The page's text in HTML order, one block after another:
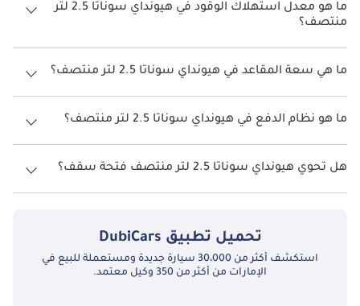
ما هو معدل استهلاك الوقود في هيونداي سوناتا 2.5 لتر
منتصف؟
يبلغ معدل استهلاك الوقود المقترح من الشركة المصنعة لسيارة هيونداي
سوناتا 2026 من 12 كم/ليتر - 13 كم/ليتر.
ما هي سعة المقاعد في هيونداي سوناتا 2.5 لتر منتصف؟
تتسع هيونداي سوناتا 2.5 لتر منتصف لأ 5 أشخاص.
ما هو نظام الدفع في هيونداي سوناتا 2.5 لتر منتصف؟
نظام الدفع في هيونداي سوناتا Front Wheel Drive 2.5 لتر منتصف.
هل تحوي هيونداي سوناتا 2.5 لتر منتصف فتحة سقف؟
نعم توفر هيونداي سوناتا 2.5 لتر منتصف فتحة السقف كخيار.
تحميل تطبيق DubiCars
استكشف أكثر من 30،000 سيارة جديدة ومستعملة للبيع في
الإمارات من أكثر من 350 وكيل معتمد.